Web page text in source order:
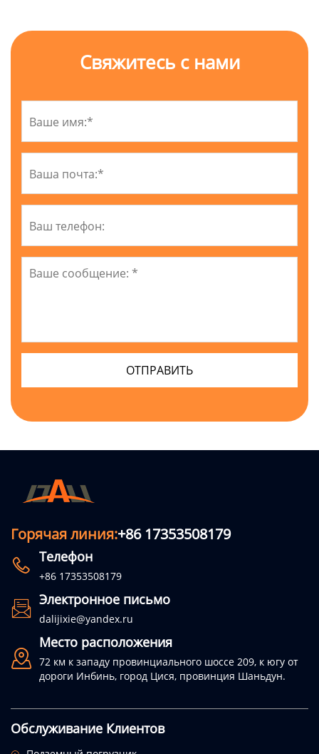
Свяжитесь с нами
Горячая линия:+86 17353508179
 Телефон
+86 17353508179
 Электронное письмо
dalijixie@yandex.ru

Место расположения
72 км к западу провинциального шоссе 209, к югу от
дороги Инбинь, город Цися, провинция Шаньдун.
Обслуживание Клиентов